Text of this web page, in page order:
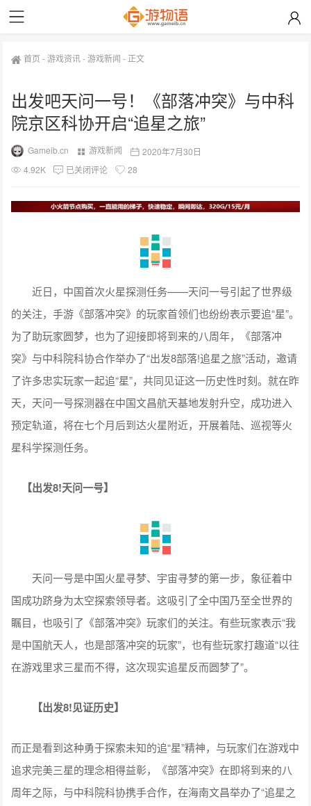
首页 -游戏资讯-游戏新闻 - 正文
出发吧天问一号！《部落冲突》与中科
院京区科协开启“追星之旅”
Gameib.cn 游戏新闻
2020年7月30日
4.92K
已关闭评论 28
近日，中国首次火星探测任务——天问一号引起了世界级
的关注，手游《部落冲突》的玩家首领们也纷纷表示要追“星”。
为了助玩家圆梦，也为了迎接即将到来的八周年，《部落冲
突》与中科院科协合作举办了“出发8部落!追星之旅”活动，邀请
了许多忠实玩家一起追“星”，共同见证这一历史性时刻。就在昨
天，天问一号探测器在中国文昌航天基地发射升空，成功进入
预定轨道，将在七个月后到达火星附近，开展着陆、巡视等火
星科学探测任务。
【出发8!天问一号】
天问一号是中国火星寻梦、宇宙寻梦的第一步，象征着中
国成功跻身为太空探索领导者。这吸引了全中国乃至全世界的
瞩目，也吸引了《部落冲突》玩家们的关注。有些玩家表示“我
是中国航天人，也是部落冲突的玩家”，也有些玩家打趣道“以往
在游戏里求三星而不得，这次现实追星反而圆梦了”。
【出发8!见证历史】
而正是看到这种勇于探索未知的追“星”精神，与玩家们在游戏中
追求完美三星的理念相得益彰，《部落冲突》在即将到来的八
周年之际，与中科院科协携手合作，在海南文昌举办了“追星之